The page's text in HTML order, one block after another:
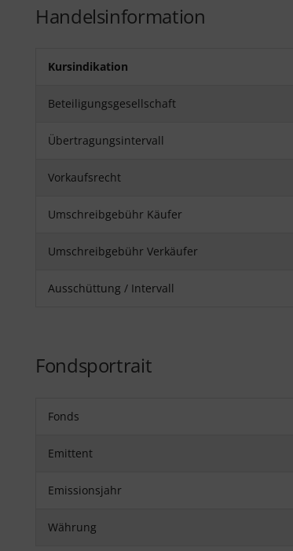
Handelsinformation
Kursindikation
Beteiligungsgesellschaft
Übertragungsintervall
Vorkaufsrecht
Umschreibgebühr Käufer
Umschreibgebühr Verkäufer
Ausschüttung / Intervall
Fondsportrait
Fonds
Emittent
Emissionsjahr
Währung